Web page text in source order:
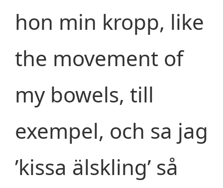
hon min kropp, like
the movement of
my bowels, till
exempel, och sa jag
’kissa älskling’ så